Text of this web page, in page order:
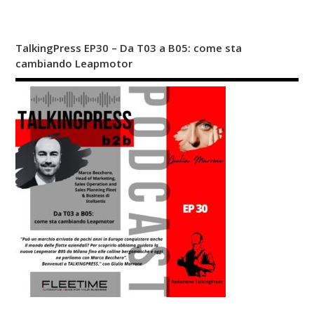
TalkingPress EP30 – Da T03 a B05: come sta
cambiando Leapmotor